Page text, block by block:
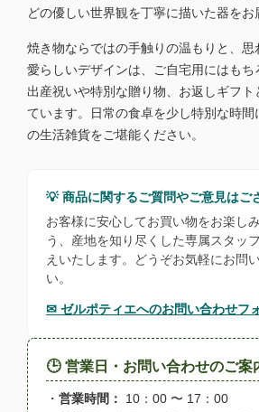
どの優しい世界観を丁寧に描いた器をお
焼き物ならではの手触りの温もりと、思
愛らしいデザインは、ご自宅用にはも
出産祝いや特別な贈り物、お返しギフ
ています。日常の食卓を少し特別な時間
の生活雑貨をご堪能ください。
💡 商品に関するご質問やご意見はご
お客様に安心してお買い物をお楽し
う、産地を知り尽くした専属スタッ
えいたします。どうぞお気軽にお問
い。
✉ ゼルポティエへのお問い合わせフ
🕒 営業日・お問い合わせのご案
・ 営業時間：
10：00 〜 17：00